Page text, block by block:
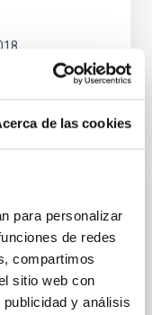
de las cookies
para personalizar
de redes
compartimos
sitio web con
y análisis
y el
del
de